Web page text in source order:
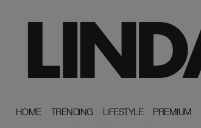
HOME
HOME TRENDING
TRENDING LIFESTYLE
LIFESTYLE PREMIUM
PREMIUM